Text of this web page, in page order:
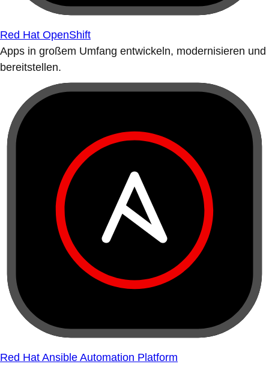
Red Hat OpenShift
Apps in großem Umfang entwickeln, modernisieren und
bereitstellen.
Red Hat Ansible Automation Platform